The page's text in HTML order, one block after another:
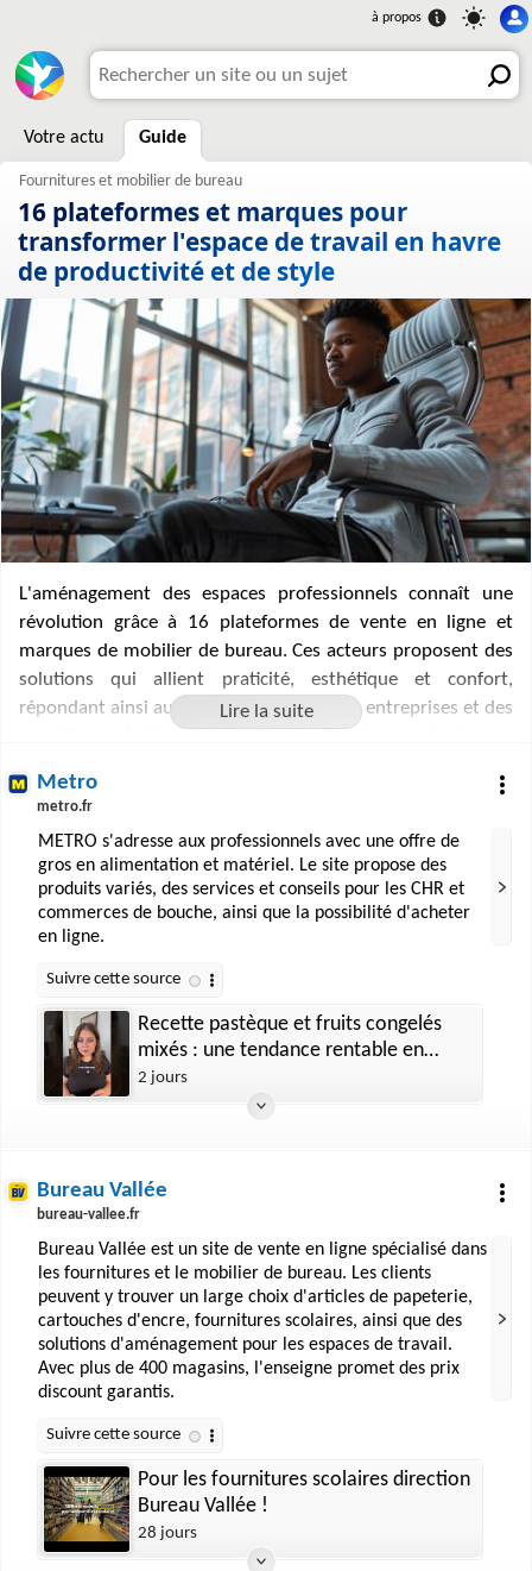
Votre actu Guide
16 plateformes et marques pour
transformer l'espace de travail en havre
de productivité et de style
L'aménagement des espaces professionnels connaît une
révolution grâce à 16 plateformes de vente en ligne et
marques de mobilier de bureau. Ces acteurs proposent des
solutions qui allient praticité, esthétique et confort,
répondant ainsi aux exigences variées des entreprises et des
expérience d'achat simplifiée et personnalisée. En
l'engagement écologique, ces sites et marques jouent un
rôle clé dans la création d'environnements de travail
stimulants et agréables.
Metro
metro.fr
METRO s'adresse aux professionnels avec une offre de
gros en alimentation et matériel. Le site propose des
produits variés, des services et conseils pour les CHR et
commerces de bouche, ainsi que la possibilité d'acheter
en ligne.
Recette pastèque et fruits congelés
mixés : une tendance rentable en
restaurant ? | METRO
2 jours
Bureau Vallée
bureau-vallee.fr
Bureau Vallée est un site de vente en ligne spécialisé dans
les fournitures et le mobilier de bureau. Les clients
peuvent y trouver un large choix d'articles de papeterie,
cartouches d'encre, fournitures scolaires, ainsi que des
solutions d'aménagement pour les espaces de travail.
Avec plus de 400 magasins, l'enseigne promet des prix
discount garantis.
Pour les fournitures scolaires direction
Bureau Vallée !
28 jours